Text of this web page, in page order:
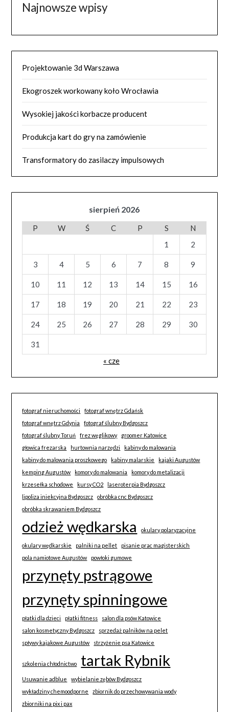
Najnowsze wpisy
Projektowanie 3d Warszawa
Ekogroszek workowany koło Wrocławia
Wysokiej jakości korbacze producent
Produkcja kart do gry na zamówienie
Transformatory do zasilaczy impulsowych
sierpień 2026
P W Ś C P S
N
1
2
3 4 5 6 7 8 9
10 11 12 13 14 15 16
17 18 19 20 21 22 23
24 25 26 27 28 29 30
31
« cze
fotograf nieruchomości
fotograf wnętrz Gdańsk
fotograf wnętrz Gdynia
fotograf ślubny Bydgoszcz
fotograf ślubny Toruń
frez węglikowy
groomer Katowice
głowica frezarska
hurtownia narzędzi
kabiny do malowania
kabiny do malowania proszkowego
kabiny malarskie
kajaki Augustów
kemping Augustów
komory do malowania
komory do metalizacji
krzesełka schodowe
kursy CO2
laseroterpia Bydgoszcz
lipoliza iniekcyjna Bydgoszcz
obróbka cnc Bydgoszcz
obróbka skrawaniem Bydgoszcz
odzież wędkarska okulary polaryzacyjne
okulary wędkarskie palniki na pellet
pisanie prac magisterskich
pola namiotowe Augustów
powłoki gumowe
przynęty pstrągowe
przynęty spinningowe
płatki dla dzieci płatki fitness
salon dla psów Katowice
salon kosmetyczny Bydgoszcz
sprzedaż palników na pelet
spływy kajakowe Augustów
strzyżenie psa Katowice
szkolenia chłodnictwo tartak Rybnik
Usuwanie adblue
wybielanie zębów Bydgoszcz
wykładziny chemoodporne
zbiornik do przechowywania wody
zbiorniki na pix i pax